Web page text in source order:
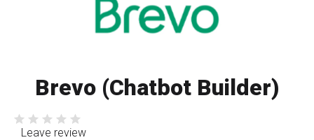
Brevo (Chatbot Builder)
Leave review